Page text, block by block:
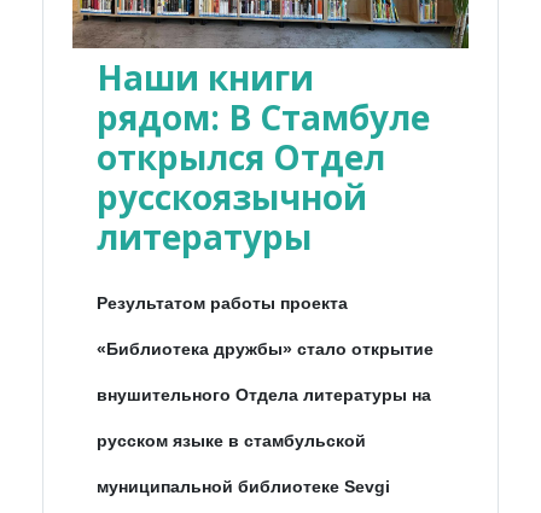
Наши книги
рядом: В Стамбуле
открылся Отдел
русскоязычной
литературы
Результатом работы проекта
«Библиотека дружбы» стало открытие
внушительного Отдела литературы на
русском языке в стамбульской
муниципальной библиотеке Sevgi